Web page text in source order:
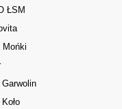
ŁSM
Mońki